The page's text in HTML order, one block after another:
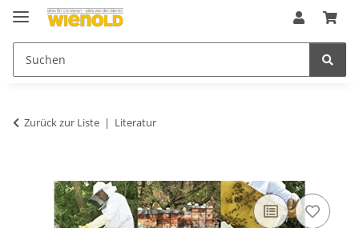
Zurück zur Liste Literatur